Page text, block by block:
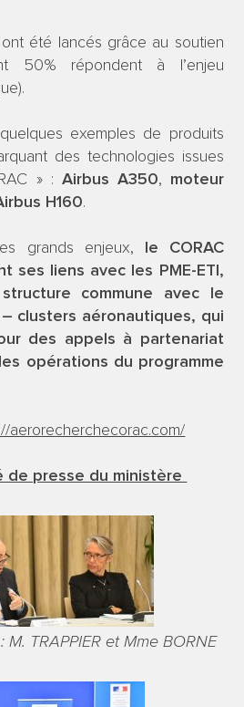
été lancés grâce au soutien
50% répondent à l’enjeu
exemples de produits
des technologies issues
» : Airbus A350, moteur
H160.
grands enjeux,
le CORAC
ses liens avec les PME-ETI,
commune avec le
clusters aéronautiques, qui
des appels à partenariat
opérations du programme
aerorecherchecorac.com/
de presse du ministère
TRAPPIER et Mme BORNE